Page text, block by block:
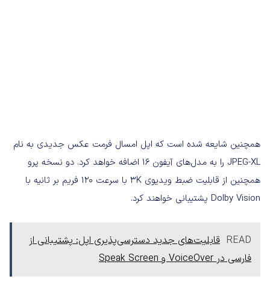
همچنین شایعه شده است که اپل امسال فرمت عکس جدیدی به نام
JPEG-XL را به مدل‌های آیفون 16 اضافه خواهد کرد. دو نسخه پرو
همچنین از قابلیت ضبط ویدیوی 3K با سرعت 120 فریم بر ثانیه با
Dolby Vision پشتیبانی خواهند کرد.
READ قابلیت‌های جدید دسترسی‌پذیری اپل: پشتیبانی از
فارسی در VoiceOver و Speak Screen